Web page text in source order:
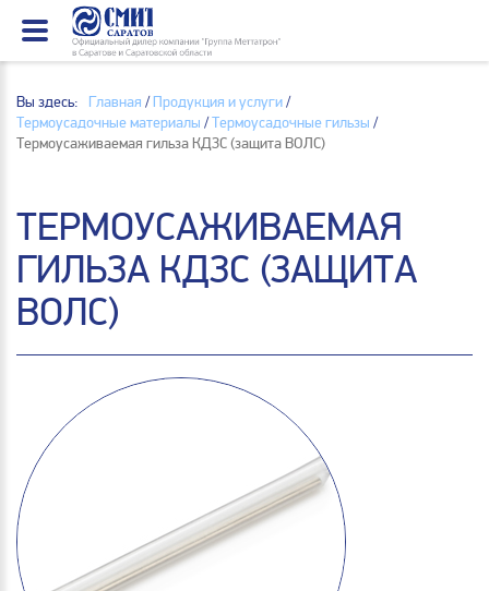
Вы здесь: Главная /Продукция и услуги/
Термоусадочные материалы /Термоусадочные гильзы /
Термоусаживаемая гильза КДЗС (защита ВОЛС)
ТЕРМОУСАЖИВАЕМАЯ
ГИЛЬЗА КДЗС (ЗАЩИТА
ВОЛС)